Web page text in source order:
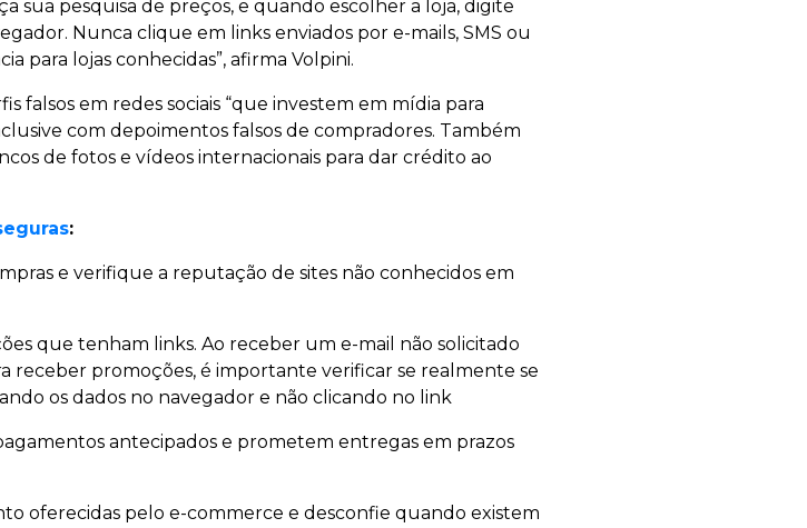
sua pesquisa de preços, e quando escolher a loja, digite
Nunca clique em links enviados por e-mails, SMS ou
para lojas conhecidas”, afirma Volpini.
falsos em redes sociais “que investem em mídia para
com depoimentos falsos de compradores. Também
de fotos e vídeos internacionais para dar crédito ao
:
e verifique a reputação de sites não conhecidos em
que tenham links. Ao receber um e-mail não solicitado
receber promoções, é importante verificar se realmente se
os dados no navegador e não clicando no link
antecipados e prometem entregas em prazos
oferecidas pelo e-commerce e desconfie quando existem